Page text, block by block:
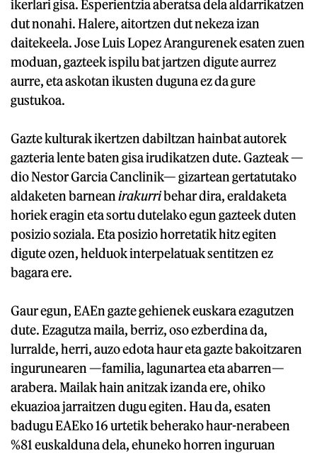
ikerlari gisa. Esperientzia aberatsa dela aldarrikatzen
dut nonahi. Halere, aitortzen dut nekeza izan
daitekeela. Jose Luis Lopez Arangurenek esaten zuen
moduan, gazteek ispilu bat jartzen digute aurrez
aurre, eta askotan ikusten duguna ez da gure
gustukoa.
Gazte kulturak ikertzen dabiltzan hainbat autorek
gazteria lente baten gisa irudikatzen dute. Gazteak —
dio Nestor Garcia Canclinik— gizartean gertatutako
aldaketen barneanirakurribehar dira, eraldaketa
horiek eragin eta sortu dutelako egun gazteek duten
posizio soziala. Eta posizio horretatik hitz egiten
digute ozen, helduok interpelatuak sentitzen ez
bagara ere.
Gaur egun, EAEn gazte gehienek euskara ezagutzen
dute. Ezagutza maila, berriz, oso ezberdina da,
lurralde, herri, auzo edota haur eta gazte bakoitzaren
ingurunearen —familia, lagunartea eta abarren—
arabera. Mailak hain anitzak izanda ere, ohiko
ekuazioa jarraitzen dugu egiten. Hau da, esaten
badugu EAEko 16 urtetik beherako haur-nerabeen
%81 euskalduna dela, ehuneko horren inguruan